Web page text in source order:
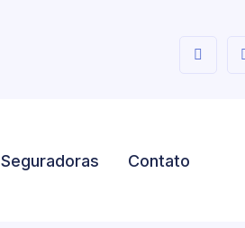
Seguradoras Contato